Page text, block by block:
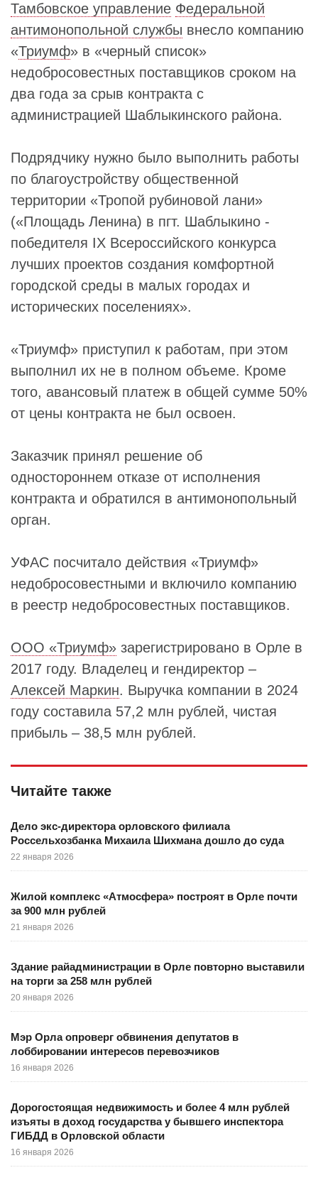
Тамбовское управление Федеральной
антимонопольной службы внесло компанию
«Триумф» в «черный список»
недобросовестных поставщиков сроком на
два года за срыв контракта с
администрацией Шаблыкинского района.
Подрядчику нужно было выполнить работы
по благоустройству общественной
территории «Тропой рубиновой лани»
(«Площадь Ленина) в пгт. Шаблыкино -
победителя IX Всероссийского конкурса
лучших проектов создания комфортной
городской среды в малых городах и
исторических поселениях».
«Триумф» приступил к работам, при этом
выполнил их не в полном объеме. Кроме
того, авансовый платеж в общей сумме 50%
от цены контракта не был освоен.
Заказчик принял решение об
одностороннем отказе от исполнения
контракта и обратился в антимонопольный
орган.
УФАС посчитало действия «Триумф»
недобросовестными и включило компанию
в реестр недобросовестных поставщиков.
ООО «Триумф» зарегистрировано в Орле в
2017 году. Владелец и гендиректор –
Алексей Маркин. Выручка компании в 2024
году составила 57,2 млн рублей, чистая
прибыль – 38,5 млн рублей.
Читайте также
Дело экс-директора орловского филиала
Россельхозбанка Михаила Шихмана дошло до суда
22 января 2026
Жилой комплекс «Атмосфера» построят в Орле почти
за 900 млн рублей
21 января 2026
Здание райадминистрации в Орле повторно выставили
на торги за 258 млн рублей
20 января 2026
Мэр Орла опроверг обвинения депутатов в
лоббировании интересов перевозчиков
16 января 2026
Дорогостоящая недвижимость и более 4 млн рублей
изъяты в доход государства у бывшего инспектора
ГИБДД в Орловской области
16 января 2026